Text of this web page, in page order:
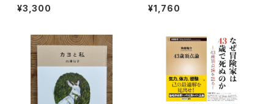
¥3,300 ¥1,760